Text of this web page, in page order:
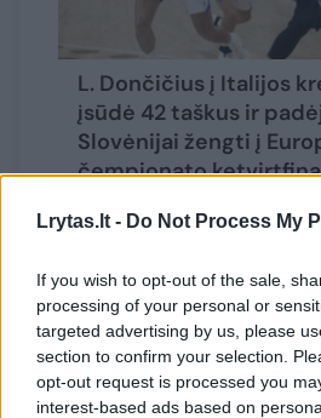
Lrytas.lt - Do Not Process My
If you wish to opt-out of the sale,
processing of your personal or
targeted advertising by us, please
section to confirm your selection.
opt-out request is processed you
interest-based ads based on
L. Dončičius į Italijos
įsūdė 42 taškus ir
Slovėnijai žengti į
čempionato
„Jis man sakė, kad nori į
ir kita priežastis. Nežinau.
nori į tualetą. Jei jam kas